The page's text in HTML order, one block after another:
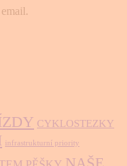
CYKLOSTEZKY
infrastrukturní priority